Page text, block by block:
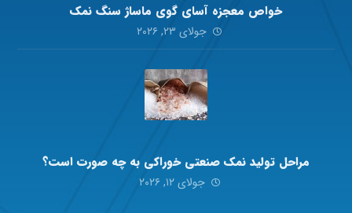
خواص معجزه آسای گوی ماساژ سنگ نمک
جولای ۲۳, ۲۰۲۶
مراحل تولید نمک صنعتی خوراکی به چه صورت است؟
جولای ۱۲, ۲۰۲۶